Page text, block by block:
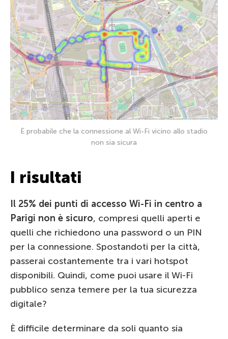
È probabile che la connessione al Wi-Fi vicino allo stadio
non sia sicura
I risultati
Il 25% dei punti di accesso Wi-Fi in centro a
Parigi non è sicuro, compresi quelli aperti e
quelli che richiedono una password o un PIN
per la connessione. Spostandoti per la città,
passerai costantemente tra i vari hotspot
disponibili. Quindi, come puoi usare il Wi-Fi
pubblico senza temere per la tua sicurezza
digitale?
È difficile determinare da soli quanto sia